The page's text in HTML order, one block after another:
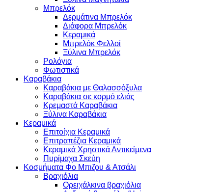
Μπρελόκ
Δερμάτινα Μπρελόκ
Διάφορα Μπρελόκ
Κεραμικά
Μπρελόκ Φελλοί
Ξύλινα Μπρελόκ
Ρολόγια
Φωτιστικά
Καραβάκια
Καραβάκια με Θαλασσόξυλα
Καραβάκια σε κορμό ελιάς
Κρεμαστά Καραβάκια
Ξύλινα Καραβάκια
Κεραμικά
Επιτοίχια Κεραμικά
Επιτραπέζια Κεραμικά
Κεραμικά Χρηστικά Αντικείμενα
Πυρίμαχα Σκεύη
Κοσμήματα Φο Μπιζου & Ατσάλι
Βραχιόλια
Oρειχάλκινα βραχιόλια